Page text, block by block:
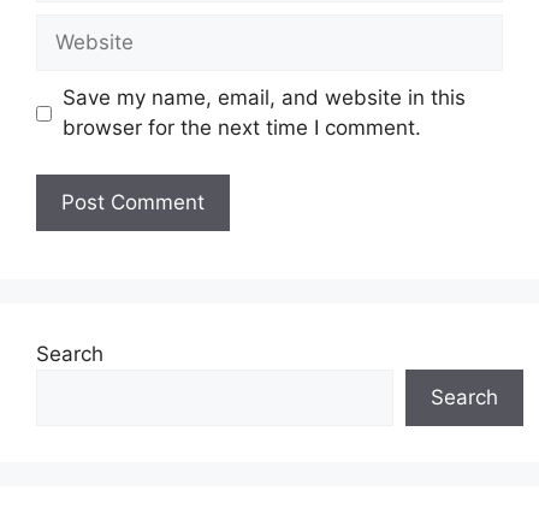
Website
Save my name, email, and website in this
browser for the next time I comment.
Search
Search